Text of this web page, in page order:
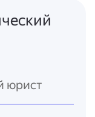
с учётом
можно
или
юрист